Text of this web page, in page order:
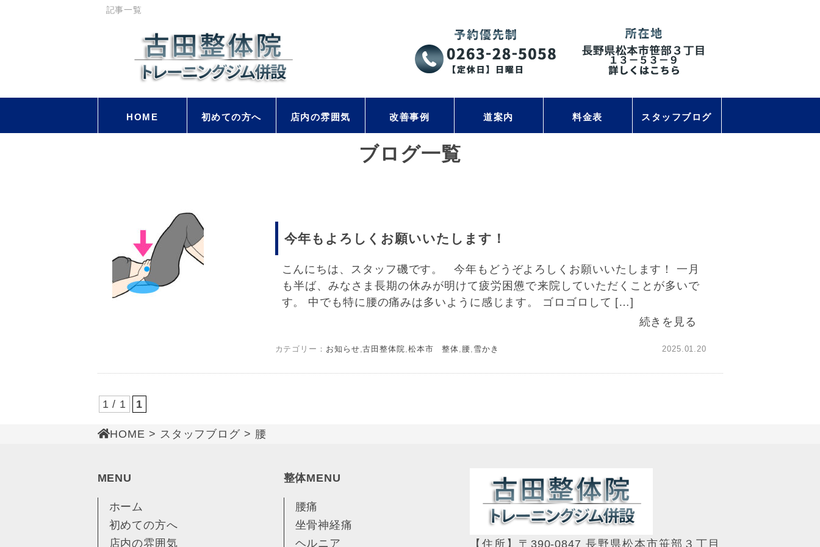
記事一覧
HOME 初めての方へ 店内の雰囲気 改善事例 道案内 料金表 スタッフブログ
ブログ一覧
今年もよろしくお願いいたします！
こんにちは、スタッフ磯です。 今年もどうぞよろしくお願いいたします！ 一月
も半ば、みなさま長期の休みが明けて疲労困憊で来院していただくことが多いで
す。 中でも特に腰の痛みは多いように感じます。 ゴロゴロして […]
続きを見る
2025.01.20
カテゴリー： お知らせ,古田整体院,松本市 整体, 腰, 雪かき
1 / 1 1
HOME > スタッフブログ > 腰
MENU
ホーム
初めての方へ
店内の雰囲気
整体MENU
腰痛
坐骨神経痛
ヘルニア
【住所】〒390-0847 長野県松本市笹部３丁目